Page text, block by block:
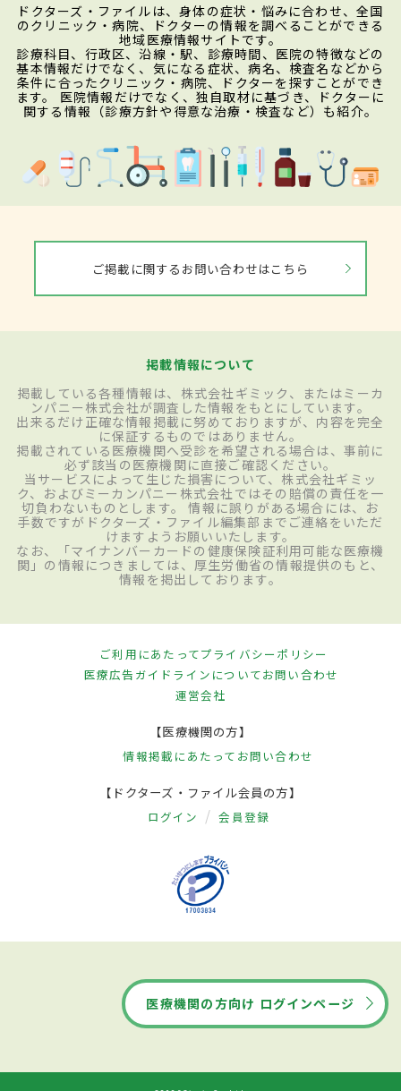
ドクターズ・ファイルは、身体の症状・悩みに合わせ、全国
のクリニック・病院、ドクターの情報を調べることができる
地域医療情報サイトです。
診療科目、行政区、沿線・駅、診療時間、医院の特徴などの
基本情報だけでなく、気になる症状、病名、検査名などから
条件に合ったクリニック・病院、ドクターを探すことができ
ます。 医院情報だけでなく、独自取材に基づき、ドクターに
関する情報（診療方針や得意な治療・検査など）も紹介。
ご掲載に関するお問い合わせはこちら
掲載情報について
掲載している各種情報は、株式会社ギミック、またはミーカ
ンパニー株式会社が調査した情報をもとにしています。
出来るだけ正確な情報掲載に努めておりますが、内容を完全
に保証するものではありません。
掲載されている医療機関へ受診を希望される場合は、事前に
必ず該当の医療機関に直接ご確認ください。
当サービスによって生じた損害について、株式会社ギミッ
ク、およびミーカンパニー株式会社ではその賠償の責任を一
切負わないものとします。 情報に誤りがある場合には、お
手数ですがドクターズ・ファイル編集部までご連絡をいただ
けますようお願いいたします。
なお、「マイナンバーカードの健康保険証利用可能な医療機
関」の情報につきましては、厚生労働省の情報提供のもと、
情報を掲出しております。
ご利用にあたってプライバシーポリシー
医療広告ガイドラインについてお問い合わせ
運営会社
【医療機関の方】
情報掲載にあたって お問い合わせ
【ドクターズ・ファイル会員の方】
ログイン 会員登録
医療機関の方向け ログインページ